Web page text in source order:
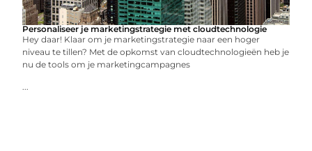
Personaliseer je marketingstrategie met cloudtechnologie
Hey daar! Klaar om je marketingstrategie naar een hoger
niveau te tillen? Met de opkomst van cloudtechnologieën heb je
nu de tools om je marketingcampagnes
...